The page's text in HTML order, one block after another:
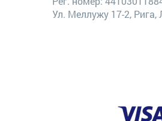
Ул. Меллужу 17-2, Рига,